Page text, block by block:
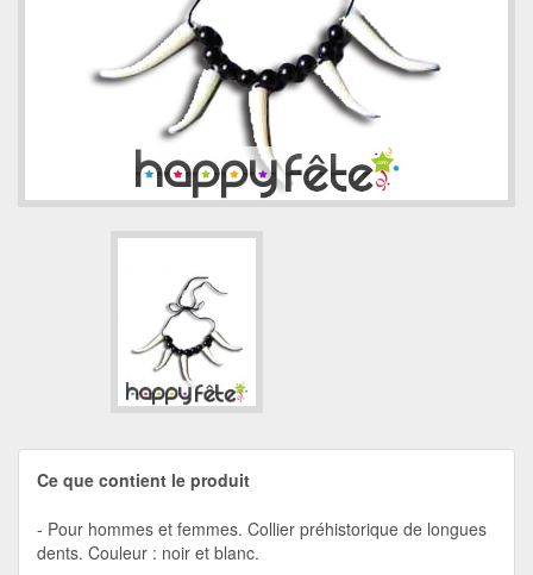
Ce que contient le produit
Pour hommes et femmes. Collier préhistorique de longues
dents. Couleur : noir et blanc.